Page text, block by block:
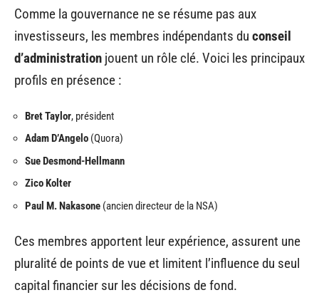
Comme la gouvernance ne se résume pas aux
investisseurs, les membres indépendants du conseil
d’administration jouent un rôle clé. Voici les principaux
profils en présence :
Bret Taylor, président
Adam D’Angelo (Quora)
Sue Desmond-Hellmann
Zico Kolter
Paul M. Nakasone (ancien directeur de la NSA)
Ces membres apportent leur expérience, assurent une
pluralité de points de vue et limitent l’influence du seul
capital financier sur les décisions de fond.